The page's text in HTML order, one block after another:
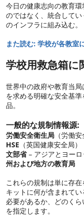
今日の健康志向の教育
のではなく、統合して
のインフラに組み込む。
また読む: 学校が各教室
学校用救急箱に
世界中の政府や教育当
を求める明確な安全基
品。
一般的な規制情報源:
労働安全衛生局 （労働
HSE （英国健康安全局）
文部省– アジアとヨー
州および地方の教育局
これらの規制は単に存
キットに何が含まれて
必要があるか、どのく
を指定します。